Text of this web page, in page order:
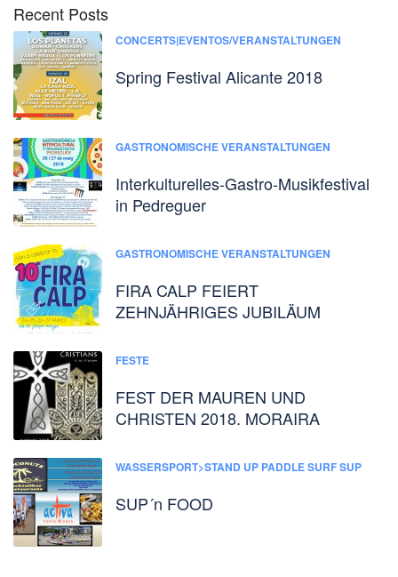
Recent Posts
CONCERTS|EVENTOS/VERANSTALTUNGEN
Spring Festival Alicante 2018
GASTRONOMISCHE VERANSTALTUNGEN
Interkulturelles-Gastro-Musikfestival
in Pedreguer
GASTRONOMISCHE VERANSTALTUNGEN
FIRA CALP FEIERT
ZEHNJÄHRIGES JUBILÄUM
FESTE
FEST DER MAUREN UND
CHRISTEN 2018. MORAIRA
WASSERSPORT>STAND UP PADDLE SURF SUP
SUP´n FOOD